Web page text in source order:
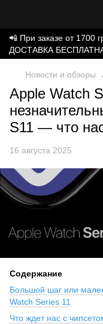
📲 При заказе от 1700
ДОСТАВКА
Новости и обзоры
Apple Watch
S11 — что
16 августа 2025
Содержание
Большой шаг или
Watch Series 11
Что ждет нас с